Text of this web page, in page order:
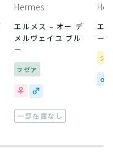
Hermes
エルメス – オー デ
メルヴェイユ ブル
ー
フゼア
一部在庫なし
エ
ー
シ